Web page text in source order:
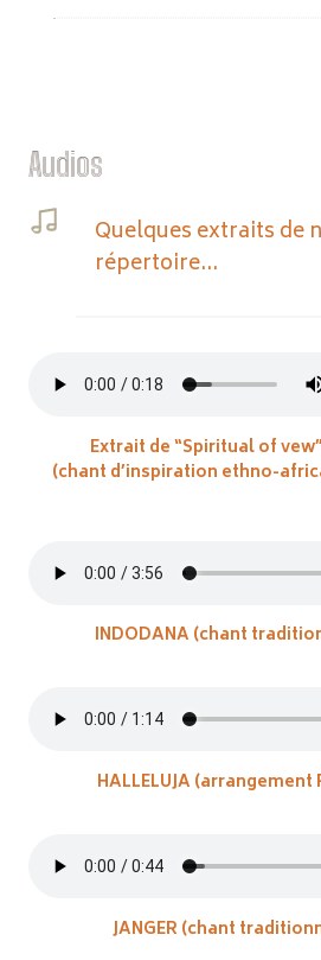
Audios
Quelques extraits de
répertoire…
Extrait de “Spiritual of vew”
(chant d’inspiration ethno-
INDODANA (chant
HALLELUJA (arrangement
JANGER (chant